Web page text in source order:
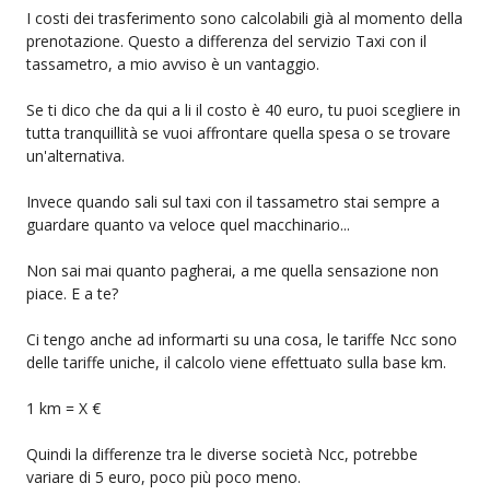
I costi dei trasferimento sono calcolabili già al momento della
prenotazione. Questo a differenza del servizio Taxi con il
tassametro, a mio avviso è un vantaggio.
Se ti dico che da qui a li il costo è 40 euro, tu puoi scegliere in
tutta tranquillità se vuoi affrontare quella spesa o se trovare
un'alternativa.
Invece quando sali sul taxi con il tassametro stai sempre a
guardare quanto va veloce quel macchinario...
Non sai mai quanto pagherai, a me quella sensazione non
piace. E a te?
Ci tengo anche ad informarti su una cosa, le tariffe Ncc sono
delle tariffe uniche, il calcolo viene effettuato sulla base km.
1 km = X €
Quindi la differenze tra le diverse società Ncc, potrebbe
variare di 5 euro, poco più poco meno.